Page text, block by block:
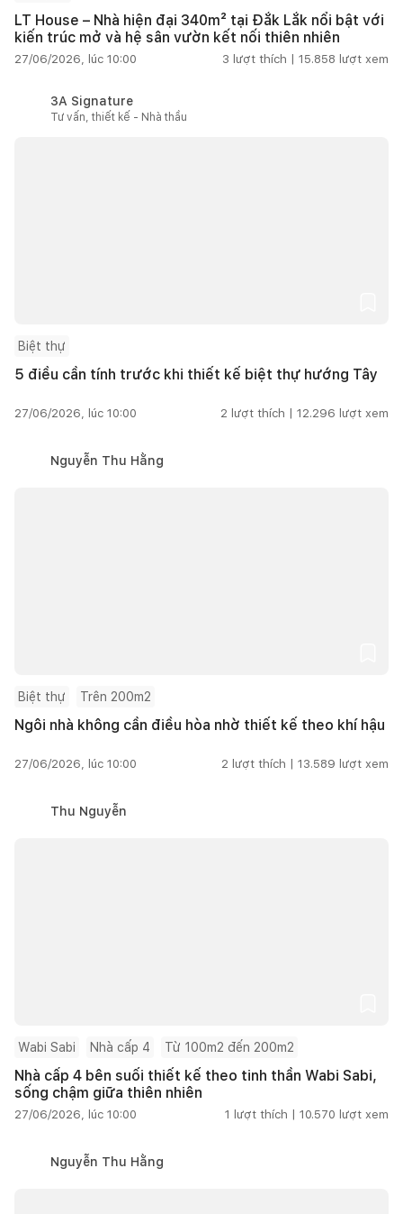
LT House – Nhà hiện đại 340m² tại Đắk Lắk nổi bật với
kiến trúc mở và hệ sân vườn kết nối thiên nhiên
27/06/2026, lúc 10:00 3 lượt thích | 15.858 lượt xem
3A Signature
Tư vấn, thiết kế - Nhà thầu
Biệt thự
5 điều cần tính trước khi thiết kế biệt thự hướng Tây
27/06/2026, lúc 10:00 2 lượt thích | 12.296 lượt xem
Nguyễn Thu Hằng
Biệt thự Trên 200m2
Ngôi nhà không cần điều hòa nhờ thiết kế theo khí hậu
27/06/2026, lúc 10:00 2 lượt thích | 13.589 lượt xem
Thu Nguyễn
Wabi Sabi Nhà cấp 4 Từ 100m2 đến 200m2
Nhà cấp 4 bên suối thiết kế theo tinh thần Wabi Sabi,
sống chậm giữa thiên nhiên
27/06/2026, lúc 10:00 1 lượt thích | 10.570 lượt xem
Nguyễn Thu Hằng